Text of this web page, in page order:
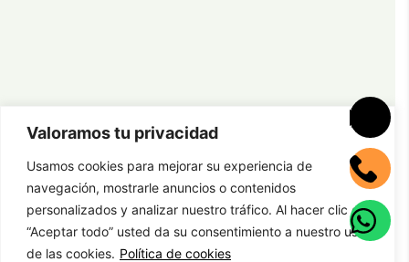
Valoramos tu privacidad
Usamos cookies para mejorar su experiencia de
navegación, mostrarle anuncios o contenidos
personalizados y analizar nuestro tráfico. Al hacer clic en
“Aceptar todo” usted da su consentimiento a nuestro uso
de las cookies. Política de cookies